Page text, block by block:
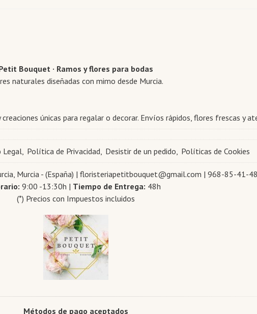
Bouquet · Ramos y flores para bodas
naturales diseñadas con mimo desde Murcia.
únicas para regalar o decorar. Envíos rápidos, flores frescas y
Legal Política de Privacidad Desistir de un pedido Políticas de Cookies
Murcia - (España) | floristeriapetitbouquet@gmail.com | 968-85-41-48
9:00 -13:30h | Tiempo de Entrega: 48h
(*) Precios con Impuestos incluidos
Métodos de pago aceptados